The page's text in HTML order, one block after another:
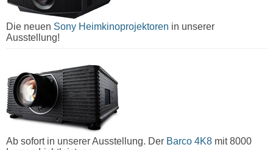
Die neuen Sony Heimkinoprojektoren in unserer
Ausstellung!
Ab sofort in unserer Ausstellung. Der Barco 4K8 mit 8000